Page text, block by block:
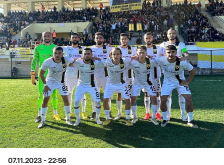
07.11.2023 - 22:56